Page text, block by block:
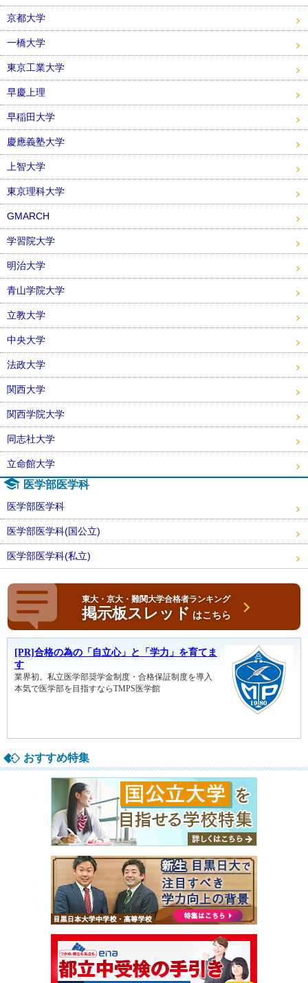
京都大学
一橋大学
東京工業大学
早慶上理
早稲田大学
慶應義塾大学
上智大学
東京理科大学
GMARCH
学習院大学
明治大学
青山学院大学
立教大学
中央大学
法政大学
関西大学
関西学院大学
同志社大学
立命館大学
医学部医学科
医学部医学科
医学部医学科(国公立)
医学部医学科(私立)
東大・京大・難関大学合格者ランキング
掲示板スレッド はこちら
おすすめ特集